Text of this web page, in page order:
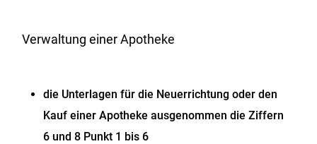
Verwaltung einer Apotheke
die Unterlagen für die Neuerrichtung oder den
Kauf einer Apotheke ausgenommen die Ziffern
6 und 8 Punkt 1 bis 6